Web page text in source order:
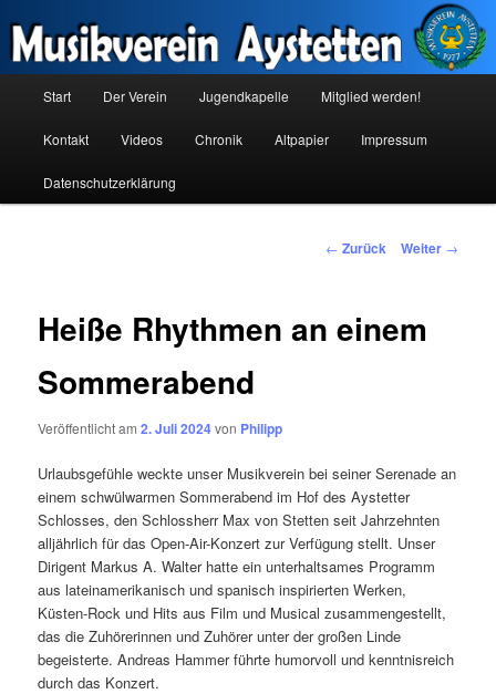
Inhalt
wechseln
Musikverein Aystetten
Start Der Verein Jugendkapelle Mitglied werden!
Kontakt Videos Chronik Altpapier Impressum
Datenschutzerklärung
Beitrags-
← Zurück Weiter →
Heiße Rhythmen an einem
Sommerabend
Veröffentlicht am2. Juli 2024von Philipp
Urlaubsgefühle weckte unser Musikverein bei seiner Serenade an
einem schwülwarmen Sommerabend im Hof des Aystetter
Schlosses, den Schlossherr Max von Stetten seit Jahrzehnten
alljährlich für das Open-Air-Konzert zur Verfügung stellt. Unser
Dirigent Markus A. Walter hatte ein unterhaltsames Programm
aus lateinamerikanisch und spanisch inspirierten Werken,
Küsten-Rock und Hits aus Film und Musical zusammengestellt,
das die Zuhörerinnen und Zuhörer unter der großen Linde
begeisterte. Andreas Hammer führte humorvoll und kenntnisreich
durch das Konzert.